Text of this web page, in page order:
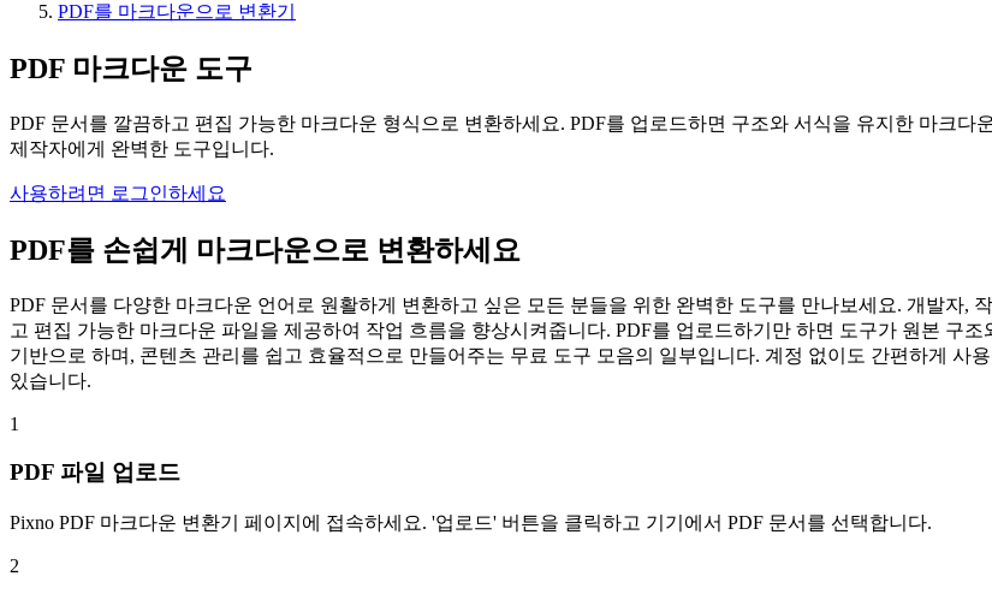
PDF를 마크다운으로 변환기
PDF 마크다운 도구
PDF 문서를 깔끔하고 편집 가능한 마크다운 형식으로 변환하세요. PDF를 업로드하면 구조와 서식을 유지한 마크
제작자에게 완벽한 도구입니다.
사용하려면 로그인하세요
PDF를 손쉽게 마크다운으로 변환하세요
PDF 문서를 다양한 마크다운 언어로 원활하게 변환하고 싶은 모든 분들을 위한 완벽한 도구를 만나보세요. 개발자,
고 편집 가능한 마크다운 파일을 제공하여 작업 흐름을 향상시켜줍니다. PDF를 업로드하기만 하면 도구가 원본 구
기반으로 하며, 콘텐츠 관리를 쉽고 효율적으로 만들어주는 무료 도구 모음의 일부입니다. 계정 없이도 간편하게 사
있습니다.
1
PDF 파일 업로드
Pixno PDF 마크다운 변환기 페이지에 접속하세요. '업로드' 버튼을 클릭하고 기기에서 PDF 문서를 선택합니다.
2